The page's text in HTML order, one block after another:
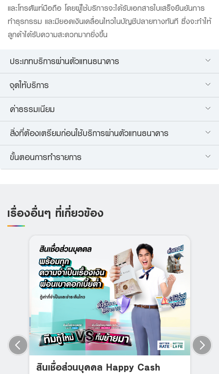
และโทรศัพท์มือถือ โดยผู้ใช้บริการจะได้รับเอกสารใบเสร็จยืนยันการ
ทำธุรกรรม และมียอดเงินเคลื่อนไหวในบัญชีปลายทางทันที ซึ่งจะทำให้
ลูกค้าได้รับความสะดวกมากยิ่งขึ้น
ประเภทบริการผ่านตัวแทนธนาคาร
จุดให้บริการ
ค่าธรรมเนียม
สิ่งที่ต้องเตรียมก่อนใช้บริการผ่านตัวแทนธนาคาร
ขั้นตอนการทำรายการ
เรื่องอื่นๆ ที่เกี่ยวข้อง
สินเชื่อส่วนบุคคล Happy Cash